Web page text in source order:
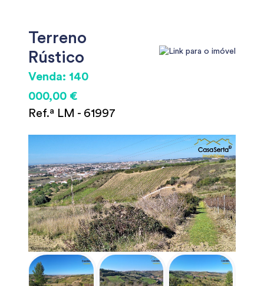
Terreno
Rústico
Venda: 140
000,00 €
Ref.ª LM - 61997